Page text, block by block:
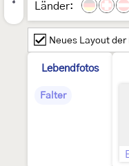
Länder:
Neues Layout
Lebendfotos
Falter